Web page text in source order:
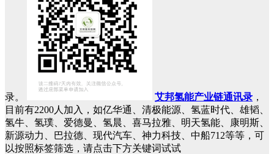
录。 艾邦氢能产业链通讯录 ，
目前有2200人加入，如亿华通、清极能源、氢蓝时代、雄韬、
氢牛、氢璞、爱德曼、氢晨、喜马拉雅、明天氢能、康明斯、
新源动力、巴拉德、现代汽车、神力科技、中船712等等，可
以按照标签筛选，请点击下方关键词试试